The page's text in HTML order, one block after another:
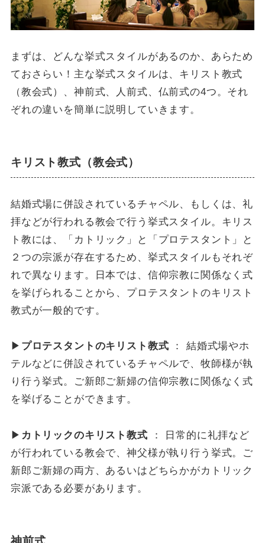
まずは、どんな挙式スタイルがあるのか、あらため
ておさらい！主な挙式スタイルは、キリスト教式
（教会式）、神前式、人前式、仏前式の4つ。それ
ぞれの違いを簡単に説明していきます。
キリスト教式（教会式）
結婚式場に併設されているチャペル、もしくは、礼
拝などが行われる教会で行う挙式スタイル。キリス
ト教には、「カトリック」と「プロテスタント」と
２つの宗派が存在するため、挙式スタイルもそれぞ
れで異なります。日本では、信仰宗教に関係なく式
を挙げられることから、プロテスタントのキリスト
教式が一般的です。
▶ プロテスタントのキリスト教式 ： 結婚式場やホ
テルなどに併設されているチャペルで、牧師様が執
り行う挙式。ご新郎ご新婦の信仰宗教に関係なく式
を挙げることができます。
▶ カトリックのキリスト教式 ： 日常的に礼拝など
が行われている教会で、神父様が執り行う挙式。ご
新郎ご新婦の両方、あるいはどちらかがカトリック
宗派である必要があります。